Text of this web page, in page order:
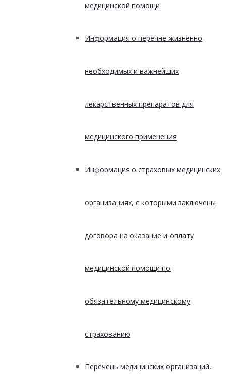
медицинской помощи
Информация о перечне жизненно
необходимых и важнейших
лекарственных препаратов для
медицинского применения
Информация о страховых медицинских
организациях, с которыми заключены
договора на оказание и оплату
медицинской помощи по
обязательному медицинскому
страхованию
Перечень медицинских организаций,